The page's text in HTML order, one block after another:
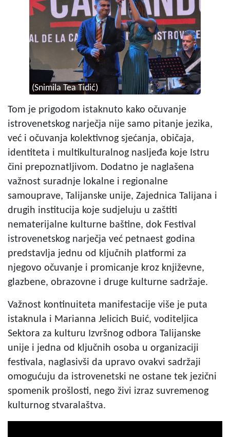
(Snimila Tea Tidić)
Tom je prigodom istaknuto kako očuvanje
istrovenetskog narječja nije samo pitanje jezika,
već i očuvanja kolektivnog sjećanja, običaja,
identiteta i multikulturalnog nasljeđa koje Istru
čini prepoznatljivom. Dodatno je naglašena
važnost suradnje lokalne i regionalne
samouprave, Talijanske unije, Zajednica Talijana i
drugih institucija koje sudjeluju u zaštiti
nematerijalne kulturne baštine, dok Festival
istrovenetskog narječja već petnaest godina
predstavlja jednu od ključnih platformi za
njegovo očuvanje i promicanje kroz književne,
glazbene, obrazovne i druge kulturne sadržaje.
Važnost kontinuiteta manifestacije više je puta
istaknula i Marianna Jelicich Buić, voditeljica
Sektora za kulturu Izvršnog odbora Talijanske
unije i jedna od ključnih osoba u organizaciji
festivala, naglasivši da upravo ovakvi sadržaji
omogućuju da istrovenetski ne ostane tek jezični
spomenik prošlosti, nego živi izraz suvremenog
kulturnog stvaralaštva.